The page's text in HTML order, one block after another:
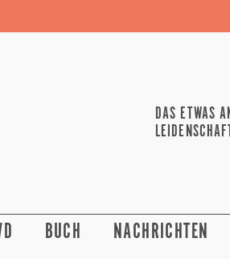
DAS ETWAS
BUCH NACHRICHTEN